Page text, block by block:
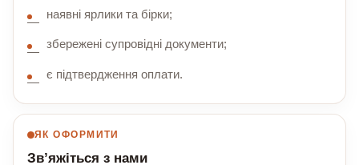
наявні ярлики та бірки;
збережені супровідні документи;
є підтвердження оплати.
ЯК ОФОРМИТИ
Зв’яжіться з нами